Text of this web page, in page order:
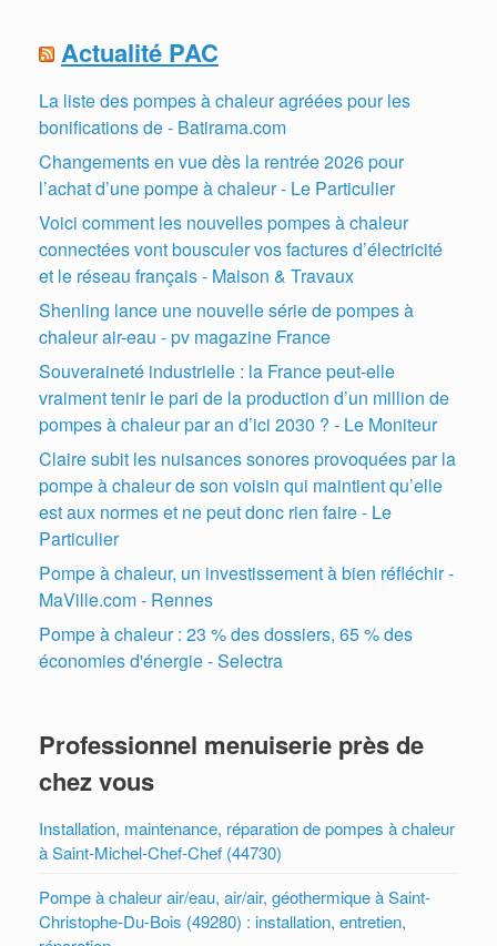
Actualité PAC
La liste des pompes à chaleur agréées pour les
bonifications de - Batirama.com
Changements en vue dès la rentrée 2026 pour
l’achat d’une pompe à chaleur - Le Particulier
Voici comment les nouvelles pompes à chaleur
connectées vont bousculer vos factures d’électricité
et le réseau français - Maison & Travaux
Shenling lance une nouvelle série de pompes à
chaleur air-eau - pv magazine France
Souveraineté industrielle : la France peut-elle
vraiment tenir le pari de la production d’un million de
pompes à chaleur par an d’ici 2030 ? - Le Moniteur
Claire subit les nuisances sonores provoquées par la
pompe à chaleur de son voisin qui maintient qu’elle
est aux normes et ne peut donc rien faire - Le
Particulier
Pompe à chaleur, un investissement à bien réfléchir -
MaVille.com - Rennes
Pompe à chaleur : 23 % des dossiers, 65 % des
économies d'énergie - Selectra
Professionnel menuiserie près de
chez vous
Installation, maintenance, réparation de pompes à chaleur
à Saint-Michel-Chef-Chef (44730)
Pompe à chaleur air/eau, air/air, géothermique à Saint-
Christophe-Du-Bois (49280) : installation, entretien,